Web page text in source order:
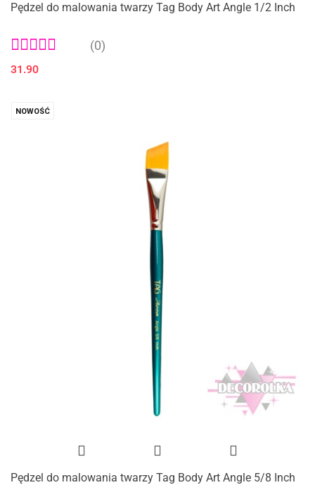
Pędzel do malowania twarzy Tag Body Art Angle 1/2 Inch
(0)
31.90
NOWOŚĆ
Pędzel do malowania twarzy Tag Body Art Angle 5/8 Inch